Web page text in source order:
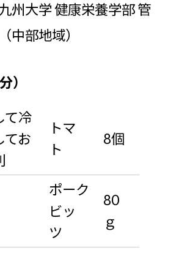
州大学 健康栄養学部 管
中部地域）
）
て冷
てお
トマ
ト
8個
ポーク
ビッ
ツ
80
ｇ